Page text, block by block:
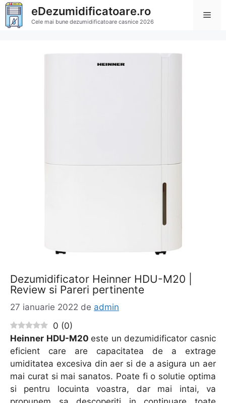
Sari
conținut
eDezumidificatoare.ro
Cele mai bune dezumidificatoare casnice 2026
Dezumidificator Heinner HDU-M20 |
Review si Pareri pertinente
27 ianuarie 2022 de admin
0 (0)
Heinner HDU-M20 este un dezumidificator casnic
eficient care are capacitatea de a extrage
umiditatea excesiva din aer si de a asigura un aer
mai curat si mai sanatos. Poate fi o solutie optima
si pentru locuinta voastra, dar mai intai, va